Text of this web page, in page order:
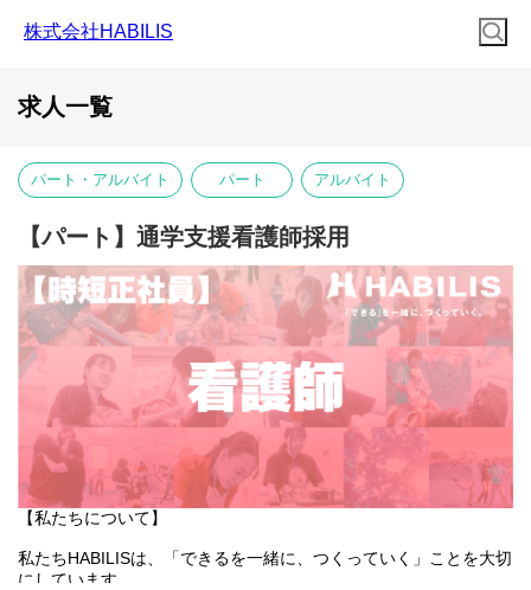
株式会社HABILIS
求人一覧
パート・アルバイト パート アルバイト
【パート】通学支援看護師採用
【私たちについて】
私たちHABILISは、「できるを一緒に、つくっていく」ことを大切
にしています。